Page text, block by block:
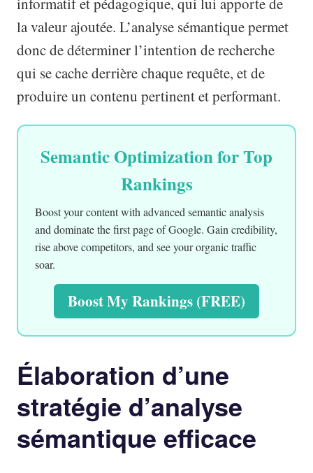
la valeur ajoutée. L’analyse sémantique permet
donc de déterminer l’intention de recherche
qui se cache derrière chaque requête, et de
produire un contenu pertinent et performant.
Semantic Optimization for Top
Rankings
Boost your content with advanced semantic analysis
and dominate the first page of Google. Gain credibility,
rise above competitors, and see your organic traffic
soar.
Boost My Rankings (FREE)
Élaboration d’une
stratégie d’analyse
sémantique efficace